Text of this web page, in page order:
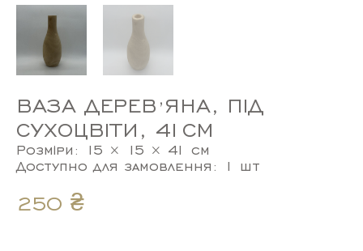
ВАЗА ДЕРЕВʼЯНА, ПІД
СУХОЦВІТИ, 41СМ
Розміри: 15 × 15 × 41 см
Доступно для замовлення: 1 шт
250 ₴